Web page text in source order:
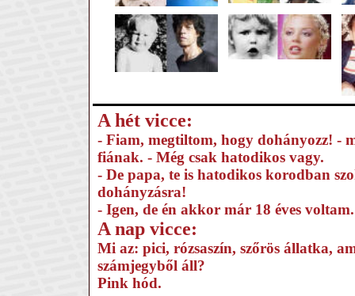
A hét vicce:
- Fiam, megtiltom, hogy dohányozz! -
fiának. - Még csak hatodikos vagy.
- De papa, te is hatodikos korodban
dohányzásra!
- Igen, de én akkor már 18 éves voltam.
A nap vicce:
Mi az: pici, rózsaszín, szőrös állatka,
számjegyből áll?
Pink hód.